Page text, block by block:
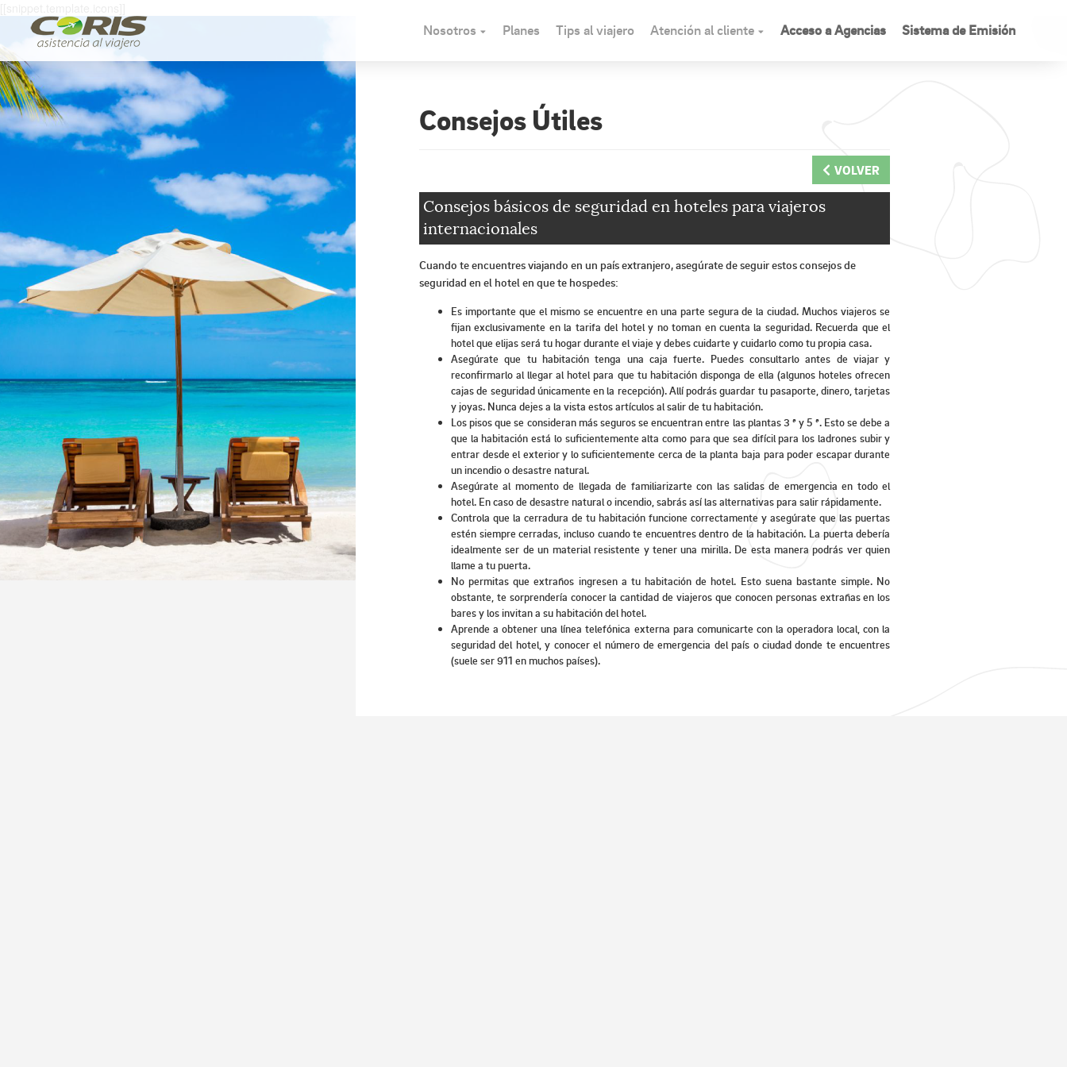
Nosotros Planes Tips al viajero Atención al cliente Acceso a Agencias Sistema de Emisión
Consejos Útiles
VOLVER
Consejos básicos de seguridad en hoteles para viajeros
internacionales
Cuando te encuentres viajando en un país extranjero, asegúrate de seguir estos consejos de
seguridad en el hotel en que te hospedes:
Es importante que el mismo se encuentre en una parte segura de la ciudad. Muchos viajeros se
fijan exclusivamente en la tarifa del hotel y no toman en cuenta la seguridad. Recuerda que el
hotel que elijas será tu hogar durante el viaje y debes cuidarte y cuidarlo como tu propia casa.
Asegúrate que tu habitación tenga una caja fuerte. Puedes consultarlo antes de viajar y
reconfirmarlo al llegar al hotel para que tu habitación disponga de ella (algunos hoteles ofrecen
cajas de seguridad únicamente en la recepción). Allí podrás guardar tu pasaporte, dinero, tarjetas
y joyas. Nunca dejes a la vista estos artículos al salir de tu habitación.
Los pisos que se consideran más seguros se encuentran entre las plantas 3 ª y 5 ª. Esto se debe a
que la habitación está lo suficientemente alta como para que sea difícil para los ladrones subir y
entrar desde el exterior y lo suficientemente cerca de la planta baja para poder escapar durante
un incendio o desastre natural.
Asegúrate al momento de llegada de familiarizarte con las salidas de emergencia en todo el
hotel. En caso de desastre natural o incendio, sabrás así las alternativas para salir rápidamente.
Controla que la cerradura de tu habitación funcione correctamente y asegúrate que las puertas
estén siempre cerradas, incluso cuando te encuentres dentro de la habitación. La puerta debería
idealmente ser de un material resistente y tener una mirilla. De esta manera podrás ver quien
llame a tu puerta.
No permitas que extraños ingresen a tu habitación de hotel. Esto suena bastante simple. No
obstante, te sorprendería conocer la cantidad de viajeros que conocen personas extrañas en los
bares y los invitan a su habitación del hotel.
Aprende a obtener una línea telefónica externa para comunicarte con la operadora local, con la
seguridad del hotel, y conocer el número de emergencia del país o ciudad donde te encuentres
(suele ser 911 en muchos países).